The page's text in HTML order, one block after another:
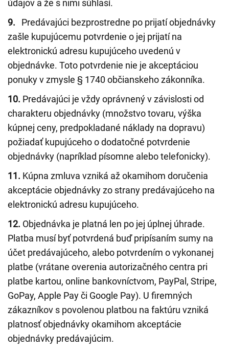
údajov a že s nimi súhlasí.
9. Predávajúci bezprostredne po prijatí objednávky
zašle kupujúcemu potvrdenie o jej prijatí na
elektronickú adresu kupujúceho uvedenú v
objednávke. Toto potvrdenie nie je akceptáciou
ponuky v zmysle § 1740 občianskeho zákonníka.
10. Predávajúci je vždy oprávnený v závislosti od
charakteru objednávky (množstvo tovaru, výška
kúpnej ceny, predpokladané náklady na dopravu)
požiadať kupujúceho o dodatočné potvrdenie
objednávky (napríklad písomne alebo telefonicky).
11. Kúpna zmluva vzniká až okamihom doručenia
akceptácie objednávky zo strany predávajúceho na
elektronickú adresu kupujúceho.
12. Objednávka je platná len po jej úplnej úhrade.
Platba musí byť potvrdená buď pripísaním sumy na
účet predávajúceho, alebo potvrdením o vykonanej
platbe (vrátane overenia autorizačného centra pri
platbe kartou, online bankovníctvom, PayPal, Stripe,
GoPay, Apple Pay či Google Pay). U firemných
zákazníkov s povolenou platbou na faktúru vzniká
platnosť objednávky okamihom akceptácie
objednávky predávajúcim.